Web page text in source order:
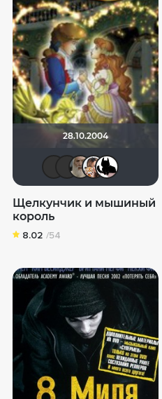
28.10.2004
Щелкунчик и мышиный
король
8.02 /54